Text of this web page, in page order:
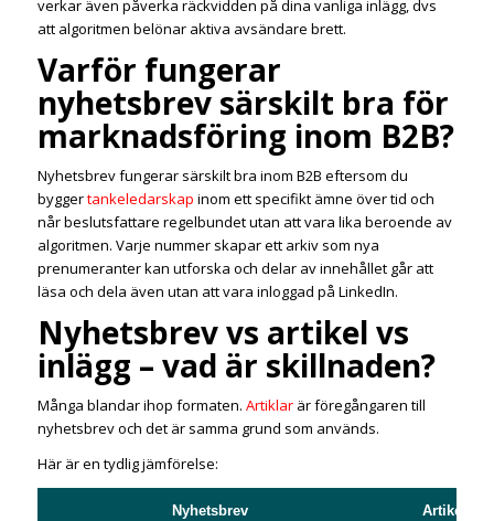
verkar även påverka räckvidden på dina vanliga inlägg, dvs
att algoritmen belönar aktiva avsändare brett.
Varför fungerar
nyhetsbrev särskilt bra för
marknadsföring inom B2B?
Nyhetsbrev fungerar särskilt bra inom B2B eftersom du
byggertankeledarskap inom ett specifikt ämne över tid och
når beslutsfattare regelbundet utan att vara lika beroende av
algoritmen. Varje nummer skapar ett arkiv som nya
prenumeranter kan utforska och delar av innehållet går att
läsa och dela även utan att vara inloggad på LinkedIn.
Nyhetsbrev vs artikel vs
inlägg – vad är skillnaden?
Många blandar ihop formaten. Artiklarär föregångaren till
nyhetsbrev och det är samma grund som används.
Här är en tydlig jämförelse:
Nyhetsbrev Artikel